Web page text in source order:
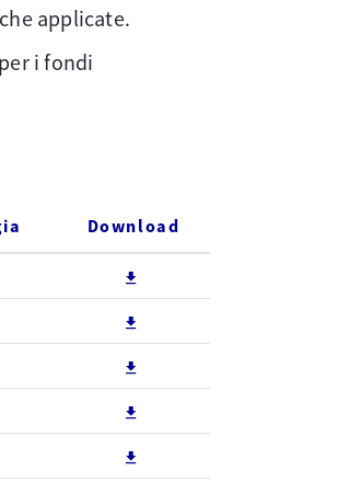
applicate.
i fondi
Download